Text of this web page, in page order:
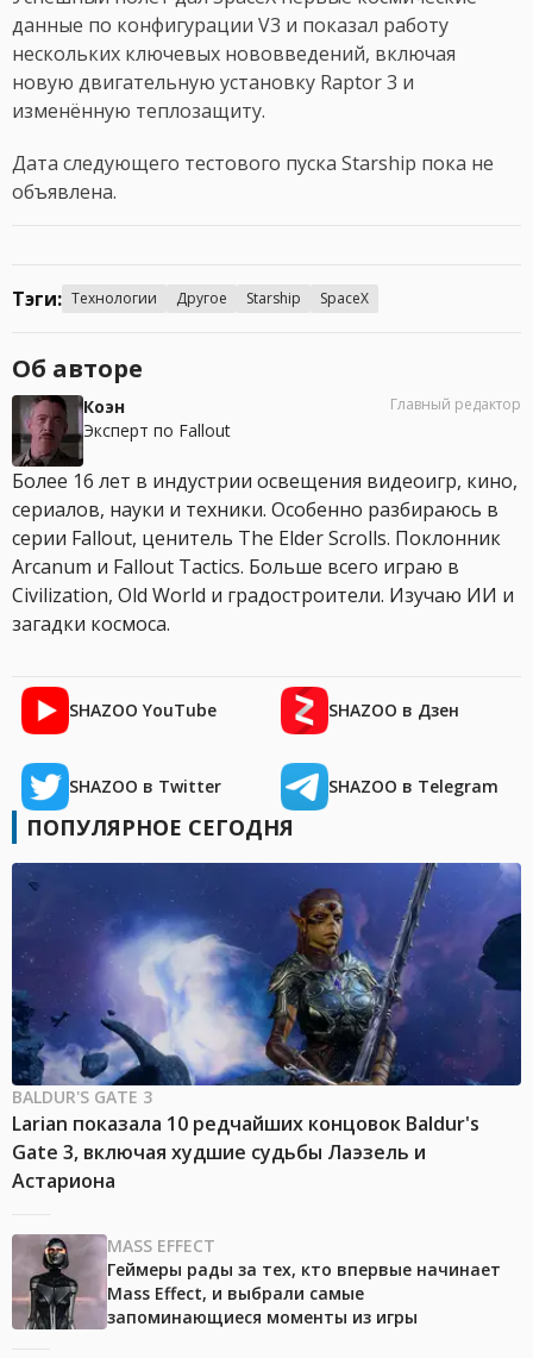
данные по конфигурации V3 и показал работу
нескольких ключевых нововведений, включая
новую двигательную установку Raptor 3 и
изменённую теплозащиту.
Дата следующего тестового пуска Starship пока не
объявлена.
Тэги: Технологии Другое Starship SpaceX
Об авторе
Коэн
Эксперт по Fallout
Главный редактор
Более 16 лет в индустрии освещения видеоигр, кино,
сериалов, науки и техники. Особенно разбираюсь в
серии Fallout, ценитель The Elder Scrolls. Поклонник
Arcanum и Fallout Tactics. Больше всего играю в
Civilization, Old World и градостроители. Изучаю ИИ и
загадки космоса.
SHAZOO YouTube SHAZOO в Дзен
SHAZOO в Twitter SHAZOO в Telegram
ПОПУЛЯРНОЕ СЕГОДНЯ
BALDUR'S GATE 3
Larian показала 10 редчайших концовок Baldur's
Gate 3, включая худшие судьбы Лаэзель и
Астариона
MASS EFFECT
Геймеры рады за тех, кто впервые начинает
Mass Effect, и выбрали самые
запоминающиеся моменты из игры